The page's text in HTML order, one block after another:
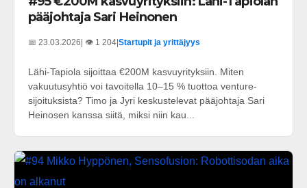
pääjohtaja Sari Heinonen
📅 23.03.2026 | 👁️ 1 204 Startupit ja yrittäjyys
Lähi-Tapiola sijoittaa €200M kasvuyrityksiin. Miten
vakuutusyhtiö voi tavoitella 10–15 % tuottoa venture-
sijoituksista? Timo ja Jyri keskustelevat pääjohtaja Sari
Heinosen kanssa siitä, miksi niin kau...